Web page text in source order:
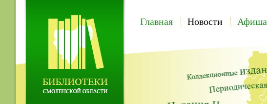
Главная Новости Афиша